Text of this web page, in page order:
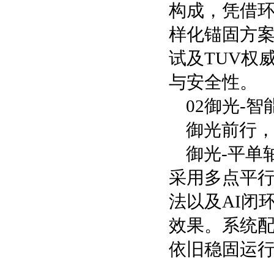
构成，凭借
样化锚固方
试及TUV权
与安全性。
02御光-智
御光前行
御光-平单
采用多点平
法以及AI闭
效果。系统
依旧稳固运